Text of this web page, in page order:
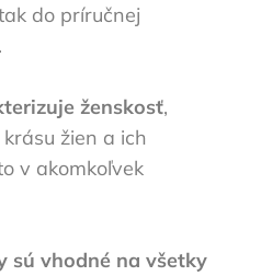
do príručnej
ženskosť,
žien a ich
v akomkoľvek
sú vhodné na všetky